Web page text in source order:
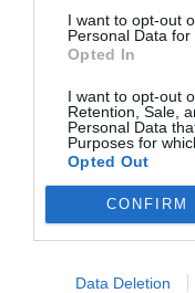
I want to opt-out
Personal Data for
Opted In
I want to opt-out
Retention, Sale,
Personal Data
Purposes for
Opted Out
CONFIRM
Data Deletion
Los primeros